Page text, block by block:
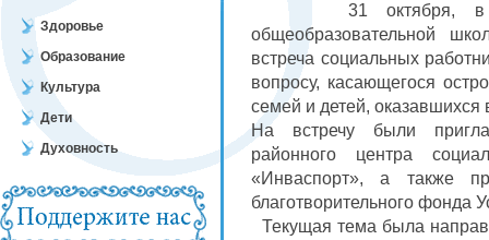
Здоровье
Образование
Культура
Дети
Духовность
31 октября, в
общеобразовательной
встреча социальных
вопросу, касающегося
семей и детей, оказавшихся
На встречу были
районного центра
«Инваспорт», а также
благотворительного фонда
Текущая тема была